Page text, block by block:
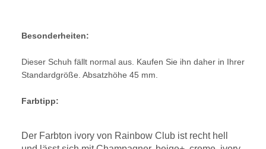
Besonderheiten:
Dieser Schuh fällt normal aus. Kaufen Sie ihn daher in Ihrer
Standardgröße. Absatzhöhe 45 mm.
Farbtipp:
Der Farbton ivory von Rainbow Club ist recht hell